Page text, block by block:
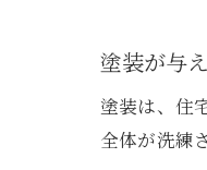
塗装が与
塗装は、住
全体が洗練